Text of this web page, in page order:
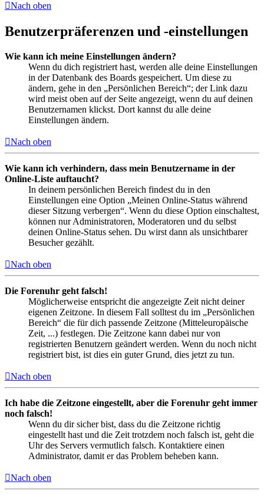
Nach oben
Benutzerpräferenzen und -einstellungen
Wie kann ich meine Einstellungen ändern?
Wenn du dich registriert hast, werden alle deine Einstellungen
in der Datenbank des Boards gespeichert. Um diese zu
ändern, gehe in den „Persönlichen Bereich“; der Link dazu
wird meist oben auf der Seite angezeigt, wenn du auf deinen
Benutzernamen klickst. Dort kannst du alle deine
Einstellungen ändern.
Nach oben
Wie kann ich verhindern, dass mein Benutzername in der
Online-Liste auftaucht?
In deinem persönlichen Bereich findest du in den
Einstellungen eine Option „Meinen Online-Status während
dieser Sitzung verbergen“. Wenn du diese Option einschaltest,
können nur Administratoren, Moderatoren und du selbst
deinen Online-Status sehen. Du wirst dann als unsichtbarer
Besucher gezählt.
Nach oben
Die Forenuhr geht falsch!
Möglicherweise entspricht die angezeigte Zeit nicht deiner
eigenen Zeitzone. In diesem Fall solltest du im „Persönlichen
Bereich“ die für dich passende Zeitzone (Mitteleuropäische
Zeit, ...) festlegen. Die Zeitzone kann dabei nur von
registrierten Benutzern geändert werden. Wenn du noch nicht
registriert bist, ist dies ein guter Grund, dies jetzt zu tun.
Nach oben
Ich habe die Zeitzone eingestellt, aber die Forenuhr geht immer
noch falsch!
Wenn du dir sicher bist, dass du die Zeitzone richtig
eingestellt hast und die Zeit trotzdem noch falsch ist, geht die
Uhr des Servers vermutlich falsch. Kontaktiere einen
Administrator, damit er das Problem beheben kann.
Nach oben